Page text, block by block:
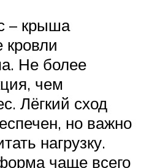
– крыша
Не более
чем
Лёгкий сход
но важно
нагрузку.
чаще всего